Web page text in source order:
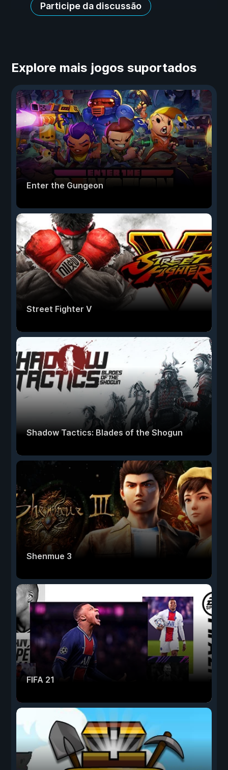
Participe da discussão
Explore mais jogos suportados
Enter the Gungeon
Street Fighter V
Shadow Tactics: Blades of the Shogun
Shenmue 3
FIFA 21